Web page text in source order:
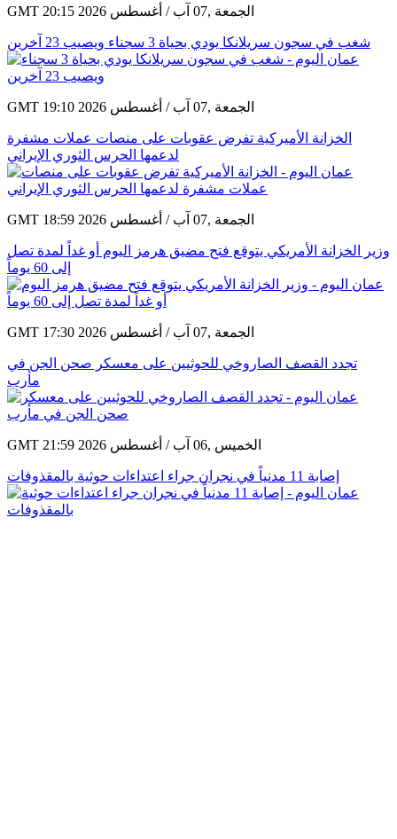
GMT 20:15 2026 الجمعة ,07 آب / أغسطس
شغب في سجون سريلانكا يودي بحياة 3 سجناء ويصيب 23 آخرين
GMT 19:10 2026 الجمعة ,07 آب / أغسطس
الخزانة الأميركية تفرض عقوبات على منصات عملات مشفرة
لدعمها الحرس الثوري الإيراني
GMT 18:59 2026 الجمعة ,07 آب / أغسطس
وزير الخزانة الأمريكي يتوقع فتح مضيق هرمز اليوم أو غداً لمدة تصل
إلى 60 يوماً
GMT 17:30 2026 الجمعة ,07 آب / أغسطس
تجدد القصف الصاروخي للحوثيين على معسكر صحن الجن في
مأرب
GMT 21:59 2026 الخميس ,06 آب / أغسطس
إصابة 11 مدنياً في نجران جراء اعتداءات حوثية بالمقذوفات